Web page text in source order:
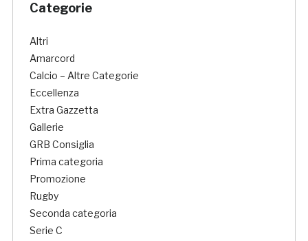
Categorie
Altri
Amarcord
Calcio – Altre Categorie
Eccellenza
Extra Gazzetta
Gallerie
GRB Consiglia
Prima categoria
Promozione
Rugby
Seconda categoria
Serie C